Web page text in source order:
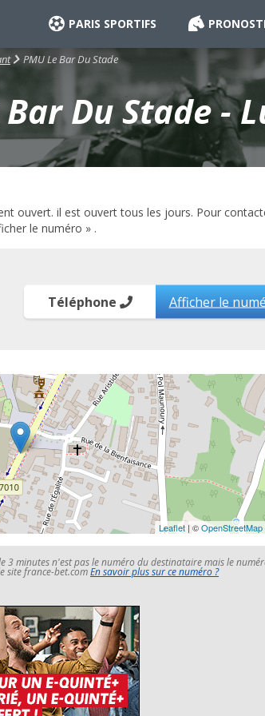
PARIS SPORTIFS
PMU Le Bar Du Stade
Du Stade -
ouvert. il est ouvert tous les jours. Pour
le numéro » .
Téléphone Afficher le
Leaflet | ©OpenStreetMap
minutes n'est pas le numéro du destinataire mais le
site france-bet.comEn savoir plus sur ce numéro ?